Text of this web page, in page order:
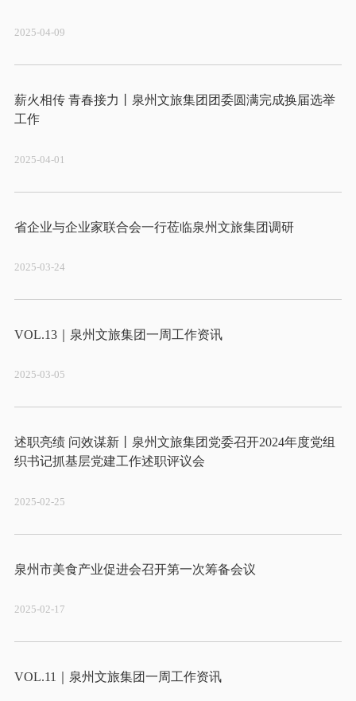
2025-04-09
薪火相传 青春接力丨泉州文旅集团团委圆满完成换届选举
工作
2025-04-01
省企业与企业家联合会一行莅临泉州文旅集团调研
2025-03-24
VOL.13｜泉州文旅集团一周工作资讯
2025-03-05
述职亮绩 问效谋新丨泉州文旅集团党委召开2024年度党组
2025-02-25
2025-02-17
VOL.11｜泉州文旅集团一周工作资讯